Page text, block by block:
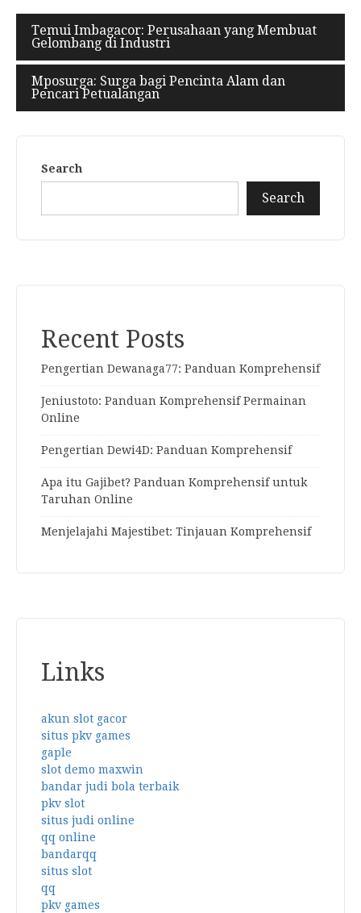
Temui Imbagacor: Perusahaan yang Membuat
Gelombang di Industri
Mposurga: Surga bagi Pencinta Alam dan
Pencari Petualangan
Search
Search
Recent Posts
Pengertian Dewanaga77: Panduan Komprehensif
Jeniustoto: Panduan Komprehensif Permainan
Online
Pengertian Dewi4D: Panduan Komprehensif
Apa itu Gajibet? Panduan Komprehensif untuk
Taruhan Online
Menjelajahi Majestibet: Tinjauan Komprehensif
Links
akun slot gacor
situs pkv games
gaple
slot demo maxwin
bandar judi bola terbaik
pkv slot
situs judi online
qq online
bandarqq
situs slot
qq
pkv games